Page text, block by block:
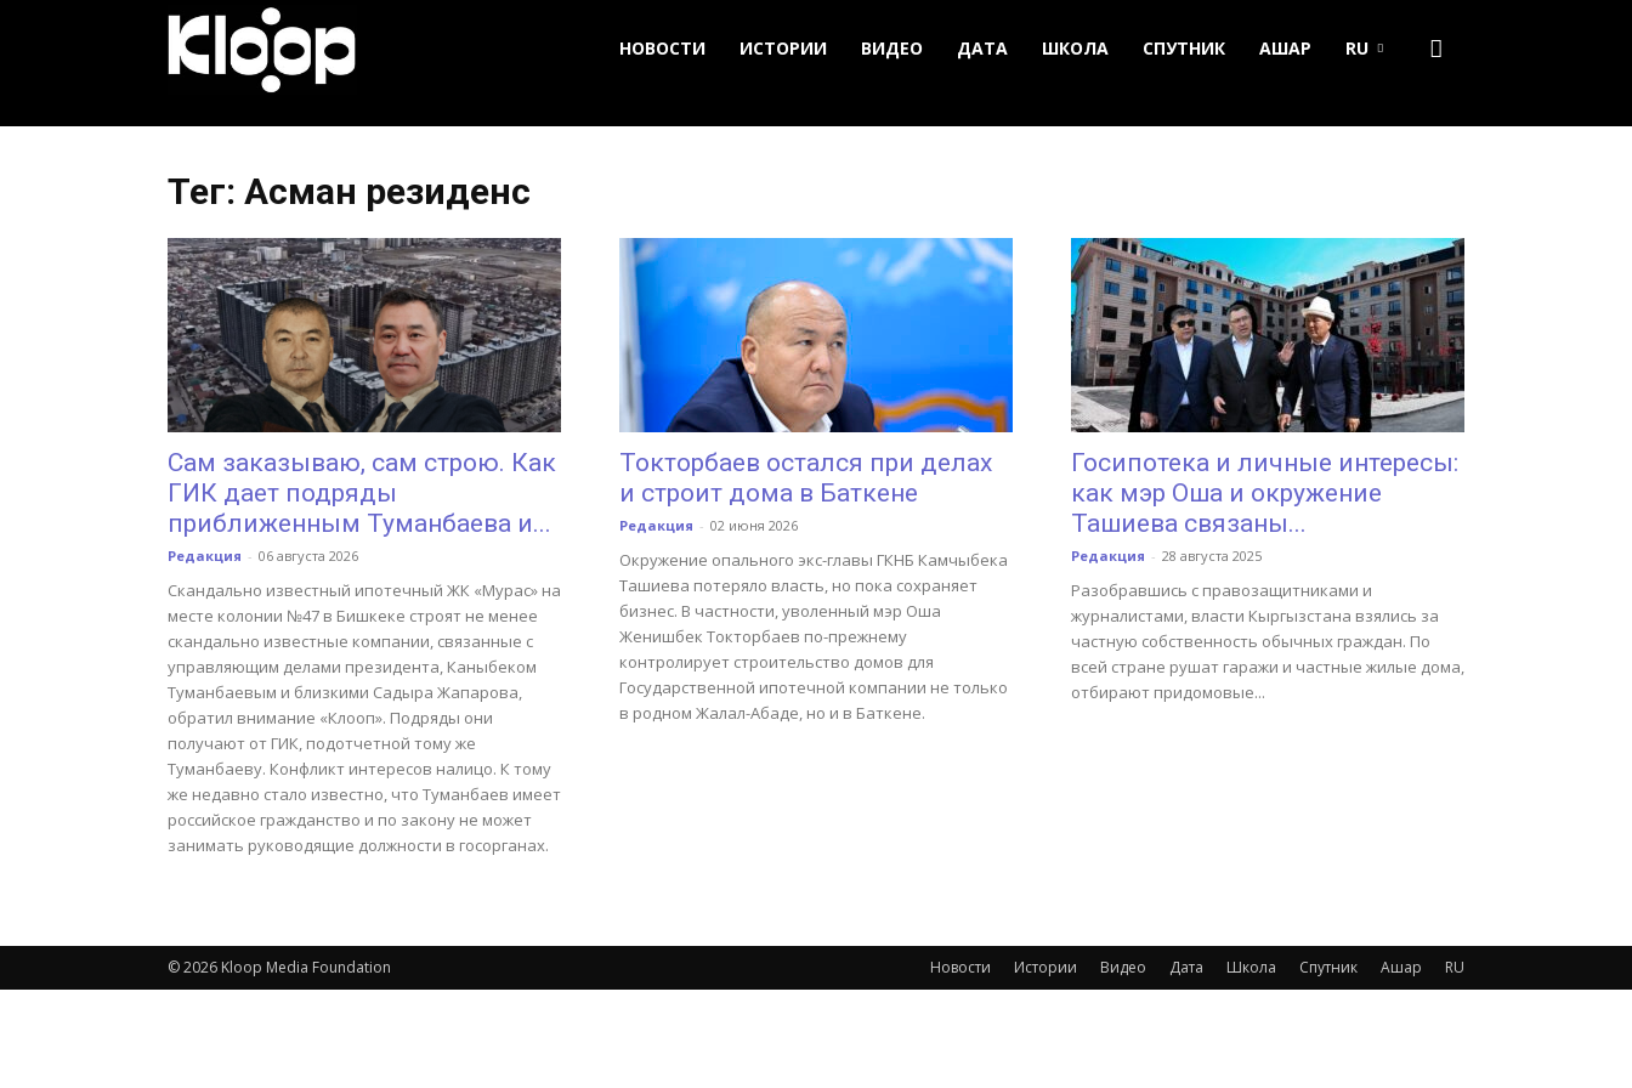
Новости
Кыргызстана
НОВОСТИ ИСТОРИИ ВИДЕО ДАТА ШКОЛА СПУТНИК АШАР RU
Тег: Асман резиденс
Сам заказываю, сам строю. Как
ГИК дает подряды
приближенным Туманбаева и...
Редакция - 06 августа 2026
Скандально известный ипотечный ЖК «Мурас» на
месте колонии №47 в Бишкеке строят не менее
скандально известные компании, связанные с
управляющим делами президента, Каныбеком
Туманбаевым и близкими Садыра Жапарова,
обратил внимание «Клооп». Подряды они
получают от ГИК, подотчетной тому же
Туманбаеву. Конфликт интересов налицо. К тому
же недавно стало известно, что Туманбаев имеет
российское гражданство и по закону не может
занимать руководящие должности в госорганах.
Токторбаев остался при делах
и строит дома в Баткене
Редакция - 02 июня 2026
Окружение опального экс-главы ГКНБ Камчыбека
Ташиева потеряло власть, но пока сохраняет
бизнес. В частности, уволенный мэр Оша
Женишбек Токторбаев по-прежнему
контролирует строительство домов для
Государственной ипотечной компании не только
в родном Жалал-Абаде, но и в Баткене.
Госипотека и личные интересы:
как мэр Оша и окружение
Ташиева связаны...
Редакция - 28 августа 2025
Разобравшись с правозащитниками и
журналистами, власти Кыргызстана взялись за
частную собственность обычных граждан. По
всей стране рушат гаражи и частные жилые дома,
отбирают придомовые...
Новости Истории Видео Дата Школа Спутник Ашар RU
© 2026 Kloop Media Foundation